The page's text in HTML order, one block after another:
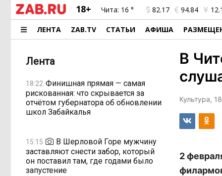
18+ Чита: 16 ° 82.17 94.84
ЛЕНТА ZAB.TV СТАТЬИ АФИША
Лента
18:22 Финишная прямая — самая
рискованная: что скрывается за
отчётом губернатора об обновлении
школ Забайкалья
15:15
В Шерловой Горе мужчину
заставляют снести забор, который
он поставил там, где годами было
запустение
В
Культура,
2